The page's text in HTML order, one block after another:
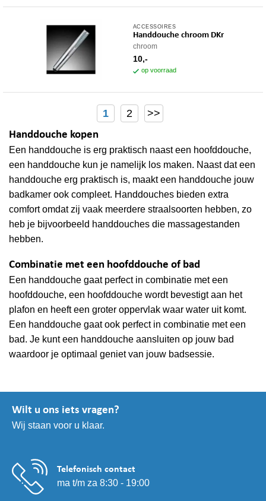
ACCESSOIRES
Handdouche chroom DKr
chroom
10,-
op voorraad
1 2 >>
Handdouche kopen
Een handdouche is erg praktisch naast een hoofddouche,
een handdouche kun je namelijk los maken. Naast dat een
handdouche erg praktisch is, maakt een handdouche jouw
badkamer ook compleet. Handdouches bieden extra
comfort omdat zij vaak meerdere straalsoorten hebben, zo
heb je bijvoorbeeld handdouches die massagestanden
hebben.
Combinatie met een hoofddouche of bad
Een handdouche gaat perfect in combinatie met een
hoofddouche, een hoofddouche wordt bevestigt aan het
plafon en heeft een groter oppervlak waar water uit komt.
Een handdouche gaat ook perfect in combinatie met een
bad. Je kunt een handdouche aansluiten op jouw bad
waardoor je optimaal geniet van jouw badsessie.
Wilt u ons iets vragen?
Wij staan voor u klaar.
Telefonisch contact
ma t/m za 8:30 - 19:00